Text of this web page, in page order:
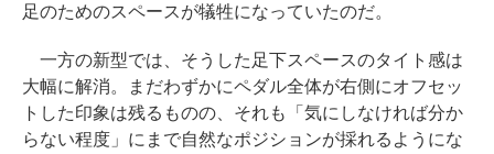
足のためのスペースが犠牲になっていたのだ。
一方の新型では、そうした足下スペースのタイト感は
大幅に解消。まだわずかにペダル全体が右側にオフセッ
トした印象は残るものの、それも「気にしなければ分か
らない程度」にまで自然なポジションが採れるようにな